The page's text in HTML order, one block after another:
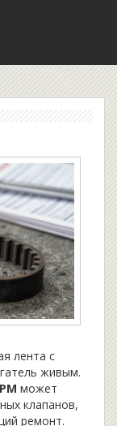
лента с
живым.
может
клапанов,
ремонт.